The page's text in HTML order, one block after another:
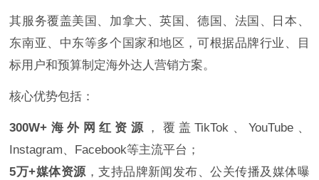
其服务覆盖美国、加拿大、英国、德国、法国、日本、
东南亚、中东等多个国家和地区，可根据品牌行业、目
标用户和预算制定海外达人营销方案。
核心优势包括：
300W+海外网红资源 ，覆盖TikTok、YouTube、
Instagram、Facebook等主流平台；
5万+媒体资源，支持品牌新闻发布、公关传播及媒体曝